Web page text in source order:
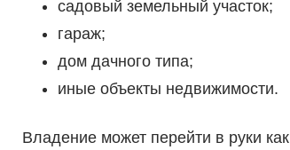
садовый земельный участок;
гараж;
дом дачного типа;
иные объекты недвижимости.
Владение может перейти в руки